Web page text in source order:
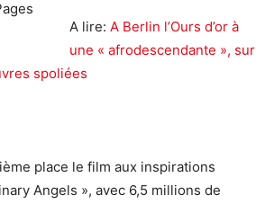
A lire: A Berlin l’Ours d’or à
une « afrodescendante », sur
spoliées
place le film aux inspirations
Angels », avec 6,5 millions de